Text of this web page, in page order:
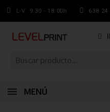
L-V: 9.30 - 18:00h 638 24
MENÚ